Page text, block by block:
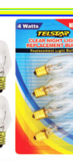
11471
NIGHT
LIGHTS
4W
(4)
quantity